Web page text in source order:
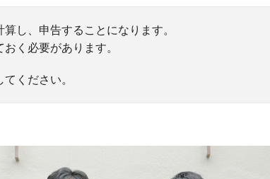
し、申告することになります。
く必要があります。
ください。